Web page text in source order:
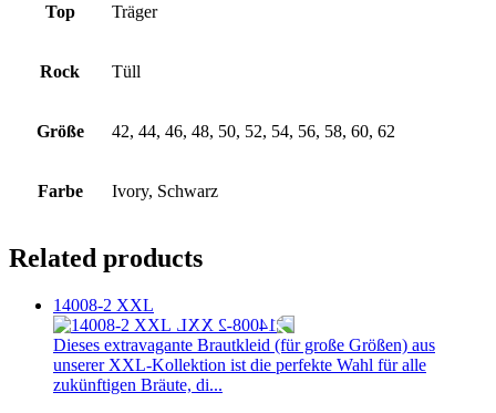
Top Träger
Rock Tüll
Größe 42, 44, 46, 48, 50, 52, 54, 56, 58, 60, 62
Farbe Ivory, Schwarz
Related products
14008-2 XXL
Dieses extravagante Brautkleid (für große Größen) aus
unserer XXL-Kollektion ist die perfekte Wahl für alle
zukünftigen Bräute, di...